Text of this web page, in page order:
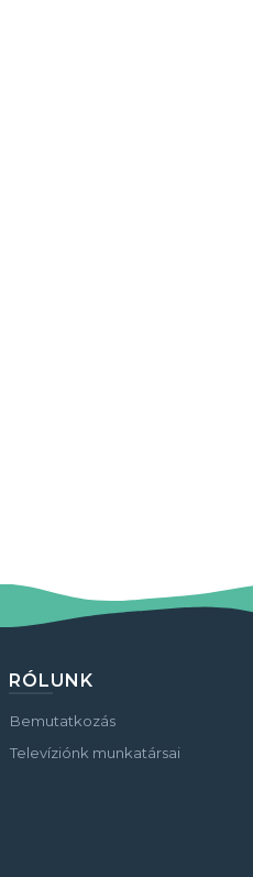
RÓLUNK
Bemutatkozás
Televíziónk munkatársai